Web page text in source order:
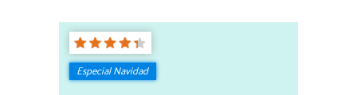
Especial Navidad